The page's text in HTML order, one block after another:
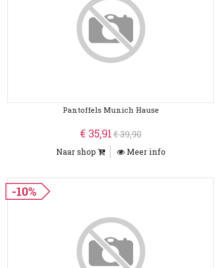
Pantoffels Munich Hause
€ 35,91€ 39,90
Naar shop Meer info
-10%